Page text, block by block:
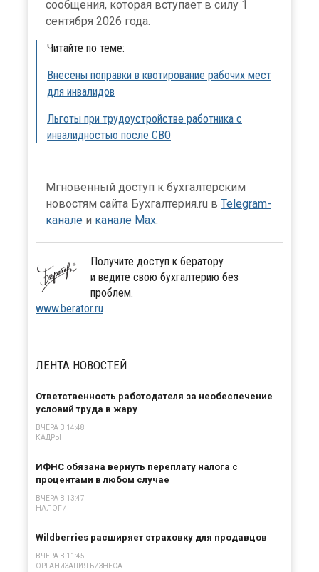
сообщения, которая вступает в силу 1
сентября 2026 года.
Читайте по теме:
Внесены поправки в квотирование рабочих мест
для инвалидов
Льготы при трудоустройстве работника с
инвалидностью после СВО
Мгновенный доступ к бухгалтерским
новостям сайта Бухгалтерия.ru в Telegram-
канале и канале Max.
Получите доступ к бератору
и ведите свою бухгалтерию без
проблем.
www.berator.ru
ЛЕНТА НОВОСТЕЙ
Ответственность работодателя за необеспечение
условий труда в жару
ВЧЕРА В 14:48
КАДРЫ
ИФНС обязана вернуть переплату налога с
процентами в любом случае
ВЧЕРА В 13:47
НАЛОГИ
Wildberries расширяет страховку для продавцов
ВЧЕРА В 11:45
ОРГАНИЗАЦИЯ БИЗНЕСА